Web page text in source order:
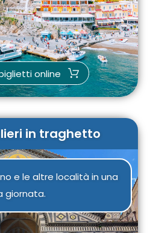
online
in traghetto
e le altre località in una
giornata.